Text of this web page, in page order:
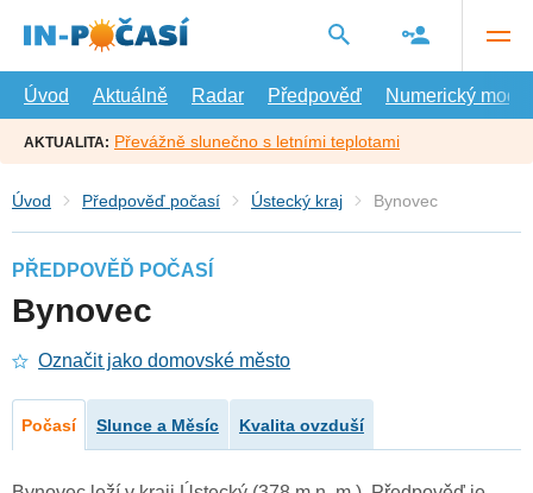
hlavní
Úvod
Aktuálně Radar Předpověď Numerický model
AKTUALITA: Převážně slunečno s letními teplotami
Úvod Předpověď počasí Ústecký kraj Bynovec
PŘEDPOVĚĎ POČASÍ
Bynovec
Označit jako domovské město
Počasí Slunce a Měsíc Kvalita ovzduší